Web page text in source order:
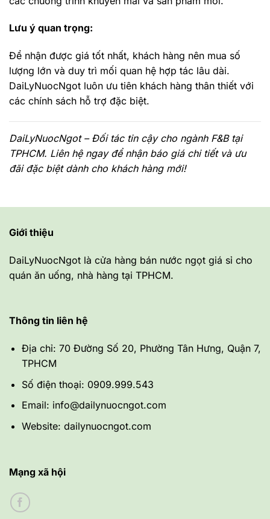
Lưu ý quan trọng:
Để nhận được giá tốt nhất, khách hàng nên mua số
lượng lớn và duy trì mối quan hệ hợp tác lâu dài.
DaiLyNuocNgot luôn ưu tiên khách hàng thân thiết với
các chính sách hỗ trợ đặc biệt.
DaiLyNuocNgot – Đối tác tin cậy cho ngành F&B tại
TPHCM. Liên hệ ngay để nhận báo giá chi tiết và ưu
đãi đặc biệt dành cho khách hàng mới!
Giới thiệu
DaiLyNuocNgot là cửa hàng bán nước ngọt giá sỉ cho
quán ăn uống, nhà hàng tại TPHCM.
Thông tin liên hệ
Địa chỉ: 70 Đường Số 20, Phường Tân Hưng, Quận 7,
TPHCM
Số điện thoại: 0909.999.543
Email: info@dailynuocngot.com
Website: dailynuocngot.com
Mạng xã hội